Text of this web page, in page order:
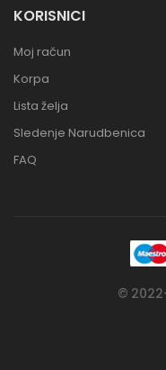
KORISNICI
Moj račun
Korpa
Lista želja
Sledenje Narudbenica
FAQ
©